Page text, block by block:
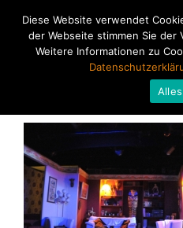
Diese Website verwendet
der Webseite stimmen Sie der
Weitere Informationen zu